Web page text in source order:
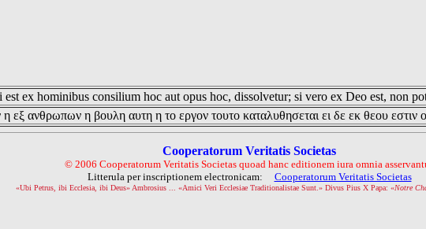
est ex hominibus consilium hoc aut opus hoc, dissolvetur; si vero ex Deo est, non
η εξ ανθρωπων η βουλη αυτη η το εργον τουτο καταλυθησεται ει δε εκ θεου εστιν
Cooperatorum Veritatis Societas
© 2006 Cooperatorum Veritatis Societas quoad hanc editionem iura omnia
Litterula per inscriptionem electronicam: Cooperatorum Veritatis Societas
«Ubi Petrus, ibi Ecclesia, ibi Deus» Ambrosius ... «Amici Veri Ecclesiae Traditionalistae Sunt.» Divus Pius X Papa: «Notre